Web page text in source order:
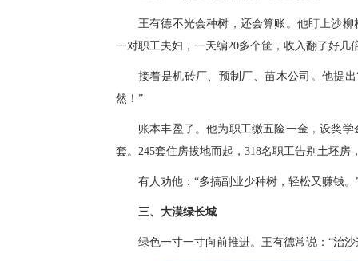
王有德不光会种树，还会算账。他盯上沙
一对职工夫妇，一天编20多个筐，收入翻了好几
接着是机砖厂、预制厂、苗木公司。他提
然！”
账本丰盈了。他为职工缴五险一金，设奖
套。245套住房拔地而起，318名职工告别土坯
有人劝他：“多搞副业少种树，轻松又赚钱
三、大漠绿长城
绿色一寸一寸向前推进。王有德常说：“治